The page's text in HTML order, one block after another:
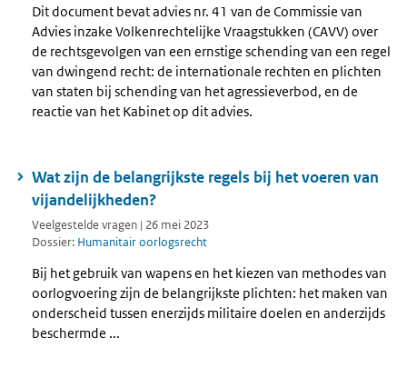
Dit document bevat advies nr. 41 van de Commissie van
Advies inzake Volkenrechtelijke Vraagstukken (CAVV) over
de rechtsgevolgen van een ernstige schending van een regel
van dwingend recht: de internationale rechten en plichten
van staten bij schending van het agressieverbod, en de
reactie van het Kabinet op dit advies.
Wat zijn de belangrijkste regels bij het voeren van
vijandelijkheden?
Veelgestelde vragen | 26 mei 2023
Dossier: Humanitair oorlogsrecht
Bij het gebruik van wapens en het kiezen van methodes van
oorlogvoering zijn de belangrijkste plichten: het maken van
onderscheid tussen enerzijds militaire doelen en anderzijds
beschermde ...